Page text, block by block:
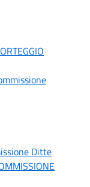
Ditte